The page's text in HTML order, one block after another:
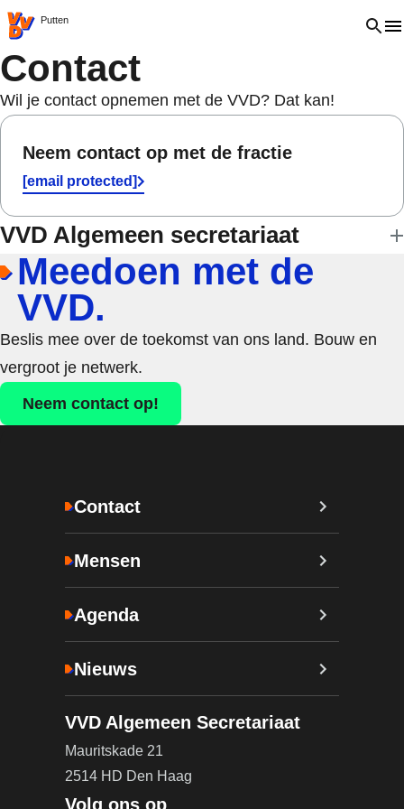
VVD.nl - Ga naar de homepage
Putten Open
Contact
Wil je contact opnemen met de VVD? Dat kan!
Neem contact op met de fractie
[email protected]
VVD Algemeen secretariaat
Meedoen met de
VVD.
Beslis mee over de toekomst van ons land. Bouw en
vergroot je netwerk.
Neem contact op!
Contact
Mensen
Agenda
Nieuws
VVD Algemeen Secretariaat
Mauritskade 21
2514 HD Den Haag
Volg ons op